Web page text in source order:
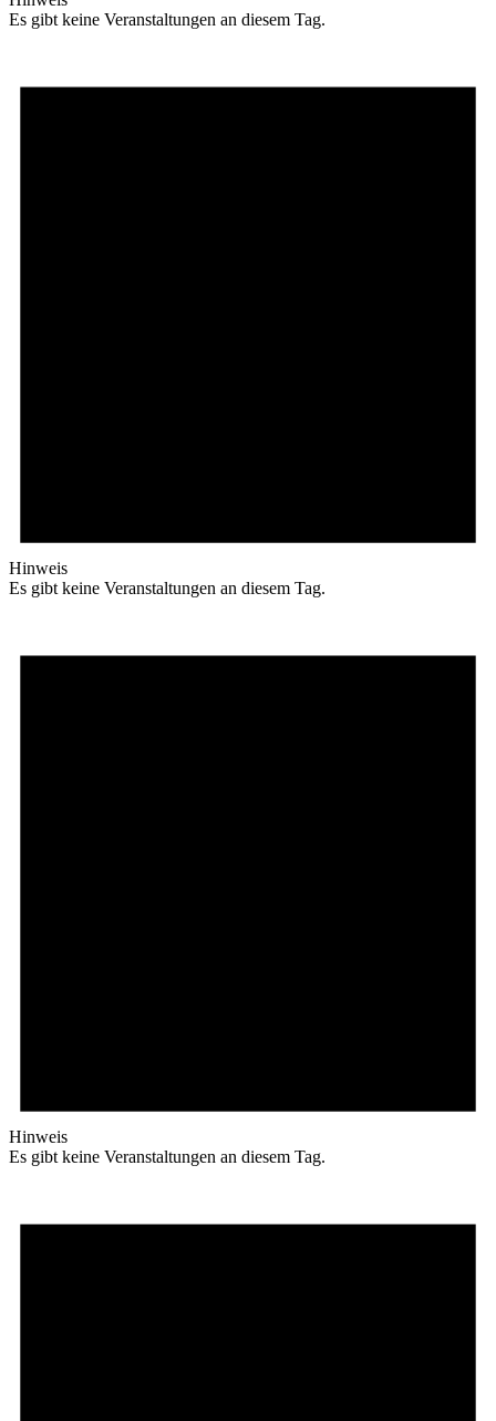
Es gibt keine Veranstaltungen an diesem Tag.
Hinweis
Es gibt keine Veranstaltungen an diesem Tag.
Hinweis
Es gibt keine Veranstaltungen an diesem Tag.